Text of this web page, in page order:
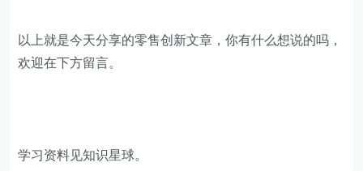
以上就是今天分享的零售创新文章，你有什么想说的吗，
欢迎在下方留言。
学习资料见知识星球。